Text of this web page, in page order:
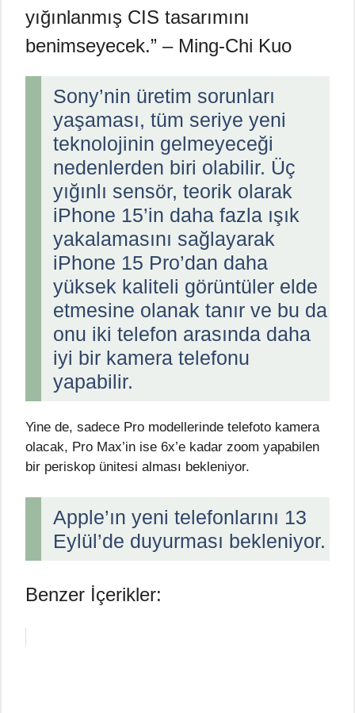
yığınlanmış CIS tasarımını
benimseyecek.” – Ming-Chi Kuo
Sony’nin üretim sorunları
yaşaması, tüm seriye yeni
teknolojinin gelmeyeceği
nedenlerden biri olabilir. Üç
yığınlı sensör, teorik olarak
iPhone 15’in daha fazla ışık
yakalamasını sağlayarak
iPhone 15 Pro’dan daha
yüksek kaliteli görüntüler elde
etmesine olanak tanır ve bu da
onu iki telefon arasında daha
iyi bir kamera telefonu
yapabilir.
Yine de, sadece Pro modellerinde telefoto kamera
olacak, Pro Max’in ise 6x’e kadar zoom yapabilen
bir periskop ünitesi alması bekleniyor.
Apple’ın yeni telefonlarını 13
Eylül’de duyurması bekleniyor.
Benzer İçerikler: